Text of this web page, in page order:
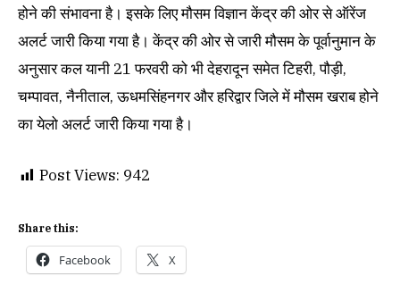
होने की संभावना है। इसके लिए मौसम विज्ञान केंद्र की ओर से ऑरेंज
अलर्ट जारी किया गया है। केंद्र की ओर से जारी मौसम के पूर्वानुमान के
अनुसार कल यानी 21 फरवरी को भी देहरादून समेत टिहरी, पौड़ी,
चम्पावत, नैनीताल, ऊधमसिंहनगर और हरिद्वार जिले में मौसम खराब होने
का येलो अलर्ट जारी किया गया है।
Post Views: 942
Share this:
Facebook X